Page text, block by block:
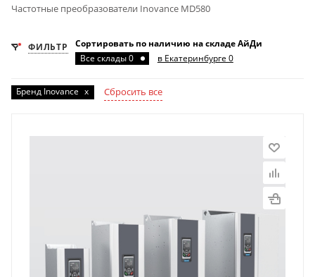
Частотные преобразователи Inovance MD580
ФИЛЬТР
Сортировать по наличию на складе АйДи
Все склады 0
в Екатеринбурге 0
Бренд Inovance x Сбросить все